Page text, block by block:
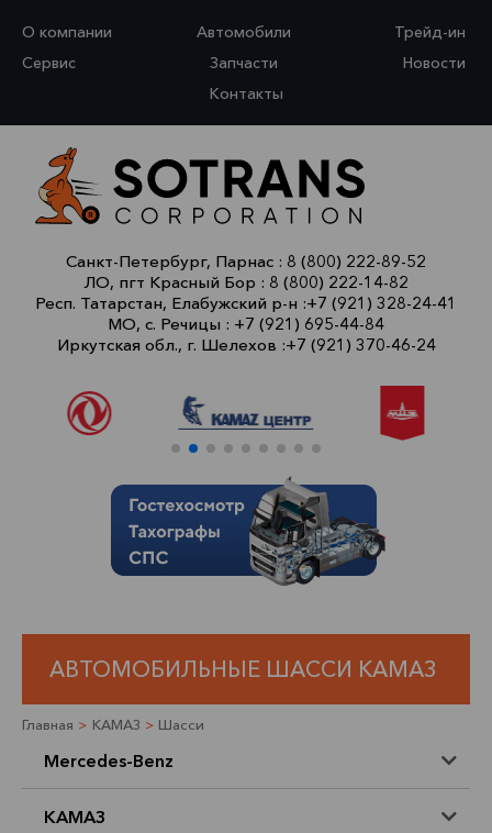
О компании Автомобили
Трейд-ин
Сервис
Запчасти
Новости
Контакты
Санкт-Петербург, Парнас : 8 (800) 222-89-52
ЛО, пгт Красный Бор : 8 (800) 222-14-82
Респ. Татарстан, Елабужский р-н :+7 (921) 328-24-41
МО, с. Речицы : +7 (921) 695-44-84
Иркутская обл., г. Шелехов :+7 (921) 370-46-24
АВТОМОБИЛЬНЫЕ ШАССИ КАМАЗ
Главная > КАМАЗ > Шасси
Mercedes-Benz
КАМАЗ